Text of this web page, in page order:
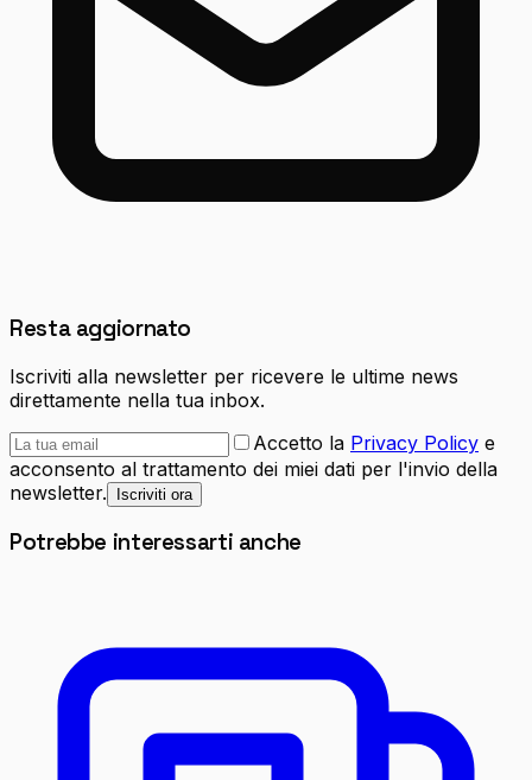
Resta aggiornato
Iscriviti alla newsletter per ricevere le ultime news
direttamente nella tua inbox.
Accetto la Privacy Policy e
acconsento al trattamento dei miei dati per l'invio della
newsletter.
Iscriviti ora
Potrebbe interessarti anche